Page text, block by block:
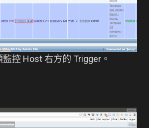
控 Host 右方的 Trigger。